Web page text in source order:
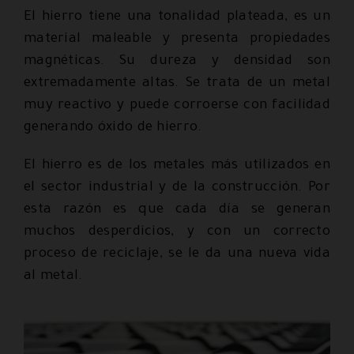
El hierro tiene una tonalidad plateada, es un
material maleable y presenta propiedades
magnéticas. Su dureza y densidad son
extremadamente altas. Se trata de un metal
muy reactivo y puede corroerse con facilidad
generando óxido de hierro.
El hierro es de los metales más utilizados en
el sector industrial y de la construcción. Por
esta razón es que cada día se generan
muchos desperdicios, y con un correcto
proceso de reciclaje, se le da una nueva vida
al metal.